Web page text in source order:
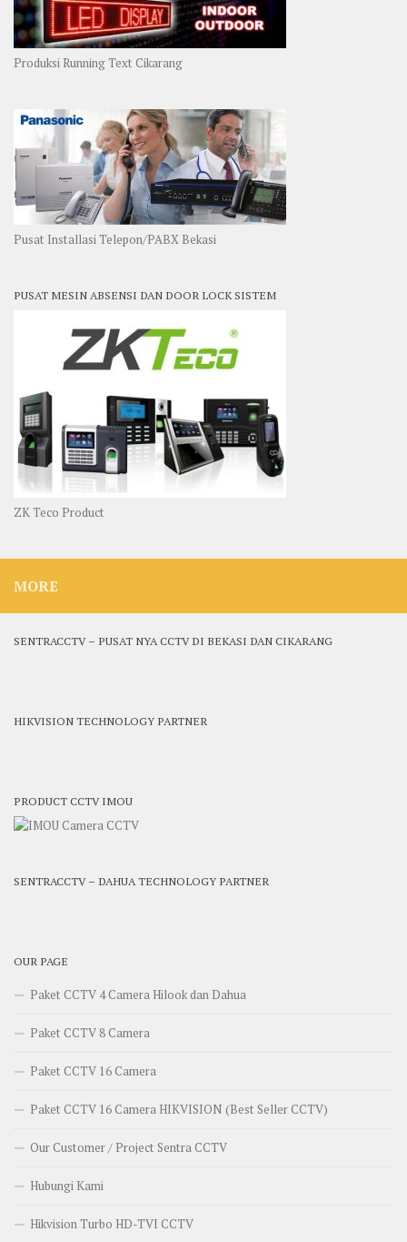
Produksi Running Text Cikarang
Pusat Installasi Telepon/PABX Bekasi
PUSAT MESIN ABSENSI DAN DOOR LOCK SISTEM
ZK Teco Product
MORE
SENTRACCTV – PUSAT NYA CCTV DI BEKASI DAN CIKARANG
HIKVISION TECHNOLOGY PARTNER
PRODUCT CCTV IMOU
SENTRACCTV – DAHUA TECHNOLOGY PARTNER
OUR PAGE
Paket CCTV 4 Camera Hilook dan Dahua
Paket CCTV 8 Camera
Paket CCTV 16 Camera
Paket CCTV 16 Camera HIKVISION (Best Seller CCTV)
Our Customer / Project Sentra CCTV
Hubungi Kami
Hikvision Turbo HD-TVI CCTV